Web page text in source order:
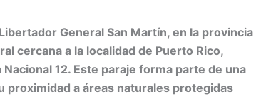
General San Martín, en la provincia
cercana a la localidad de Puerto Rico,
12. Este paraje forma parte de una
proximidad a áreas naturales protegidas